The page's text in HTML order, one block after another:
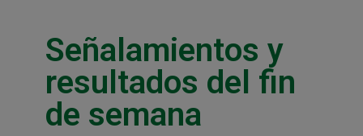
Señalamientos y
resultados del fin
de semana